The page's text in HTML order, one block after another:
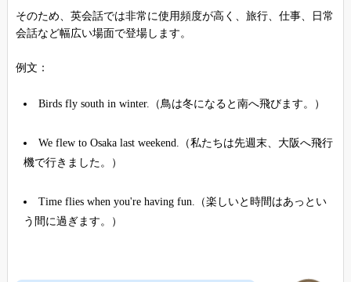
そのため、英会話では非常に使用頻度が高く、旅行、仕事、日常
会話など幅広い場面で登場します。
例文：
Birds fly south in winter.（鳥は冬になると南へ飛びます。）
We flew to Osaka last weekend.（私たちは先週末、大阪へ飛行
機で行きました。）
Time flies when you're having fun.（楽しいと時間はあっとい
う間に過ぎます。）